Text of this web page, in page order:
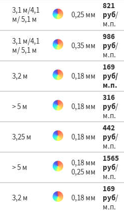
3,1 м/4,1
м/ 5,1 м
0,25 мм
821
руб/
м.п.
3,1 м/4,1
м/ 5,1 м
0,35 мм
986
руб/
м.п.
3,2 м 0,18 мм
169
руб/
м.п.
> 5 м 0,18 мм
316
руб/
м.п.
3,25 м 0,18 мм
442
руб/
м.п.
> 5 м
0,18 мм
0,25 мм
1565
руб/
м.п.
3,2 м 0,18 мм
169
руб/
м.п.